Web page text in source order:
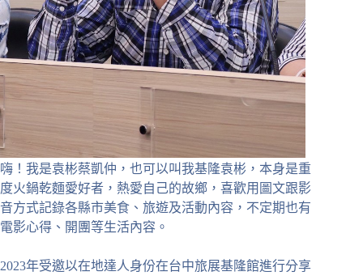
嗨！我是袁彬蔡凱仲，也可以叫我基隆袁彬，本身是重
度火鍋乾麵愛好者，熱愛自己的故鄉，喜歡用圖文跟影
音方式記錄各縣市美食、旅遊及活動內容，不定期也有
電影心得、開團等生活內容。
2023年受邀以在地達人身份在台中旅展基隆館進行分享